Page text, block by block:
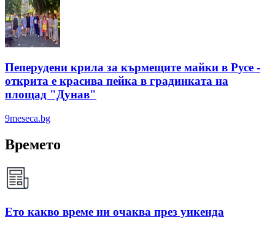
Пеперудени крила за кърмещите майки в Русе -
открита е красива пейка в градинката на
площад "Дунав"
9meseca.bg
Времето
Ето какво време ни очаква през уикенда